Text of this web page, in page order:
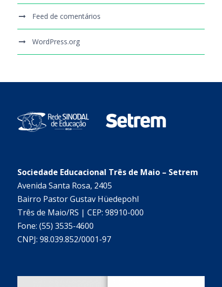
Feed de comentários
WordPress.org
Sociedade Educacional Três de Maio – Setrem
Avenida Santa Rosa, 2405
Bairro Pastor Gustav Hüedepohl
Três de Maio/RS | CEP: 98910-000
Fone: (55) 3535-4600
CNPJ: 98.039.852/0001-97